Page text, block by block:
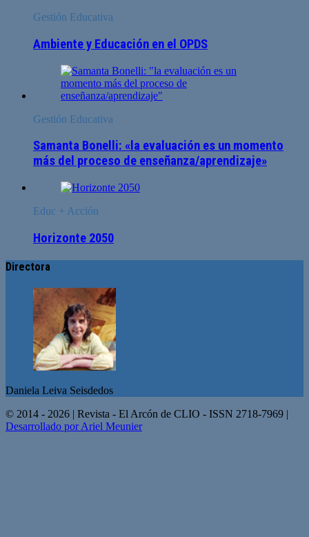
Gestión Educativa
Ambiente y Educación en el OPDS
Gestión Educativa
Samanta Bonelli: «la evaluación es un momento
más del proceso de enseñanza/aprendizaje»
Educ + Acción
Horizonte 2050
Directora
Daniela Leiva Seisdedos
© 2014 - 2026 | Revista - El Arcón de CLIO - ISSN 2718-7969 |
Desarrollado por Ariel Meunier